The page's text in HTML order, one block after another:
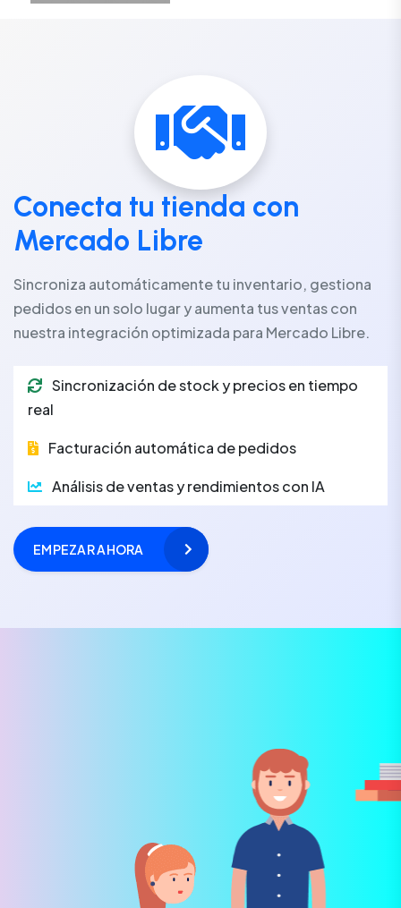
Conecta tu tienda con
Mercado Libre
Sincroniza automáticamente tu inventario, gestiona
pedidos en un solo lugar y aumenta tus ventas con
nuestra integración optimizada para Mercado Libre.
Sincronización de stock y precios en tiempo
real
Facturación automática de pedidos
Análisis de ventas y rendimientos con IA
EMPEZAR AHORA